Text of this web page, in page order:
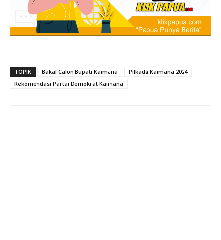
TOPIK Bakal Calon Bupati Kaimana
Pilkada Kaimana 2024
Rekomendasi Partai Demokrat Kaimana